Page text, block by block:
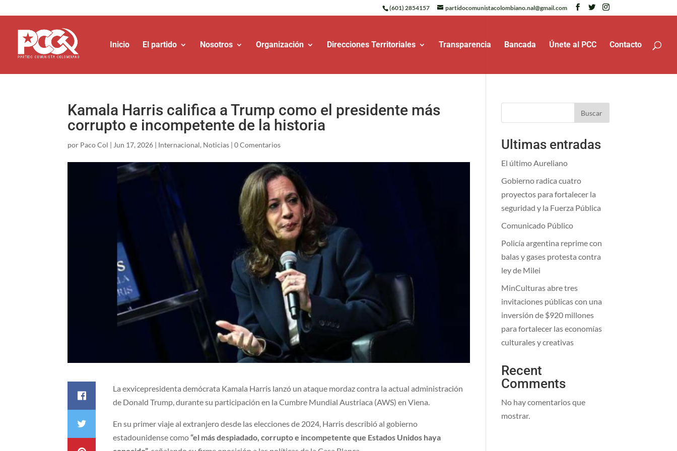
(601) 2854157 partidocomunistacolombiano.nal@gmail.com
Inicio El partido Nosotros Organización Direcciones Territoriales Transparencia Bancada Únete al PCC Contacto
Kamala Harris califica a Trump como el presidente más
corrupto e incompetente de la historia
por Paco Col | Jun 17, 2026 | Internacional, Noticias |0 Comentarios
La exvicepresidenta demócrata Kamala Harris lanzó un ataque mordaz contra la actual administración
de Donald Trump, durante su participación en la Cumbre Mundial Austriaca (AWS) en Viena.
En su primer viaje al extranjero desde las elecciones de 2024, Harris describió al gobierno
estadounidense como“el más despiadado, corrupto e incompetente que Estados Unidos haya
Buscar
Ultimas entradas
El último Aureliano
Gobierno radica cuatro
proyectos para fortalecer la
seguridad y la Fuerza Pública
Comunicado Público
Policía argentina reprime con
balas y gases protesta contra
ley de Milei
MinCulturas abre tres
invitaciones públicas con una
inversión de $920 millones
para fortalecer las economías
culturales y creativas
Recent
Comments
No hay comentarios que
mostrar.